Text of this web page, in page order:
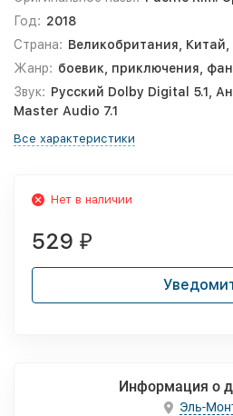
Год: 2018
Страна: Великобритания,
Жанр: боевик, приключения,
Звук: Русский Dolby Digital 5.1,
Master Audio 7.1
Все характеристики
Нет в наличии
529 ₽
Информация о
Эль-